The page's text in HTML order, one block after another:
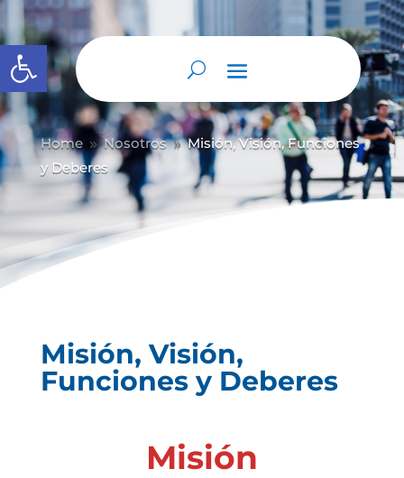
Abrir barra de herramientas
Home 9 Nosotros 9 Misión, Visión, Funciones
y Deberes
Misión, Visión,
Funciones y Deberes
Misión